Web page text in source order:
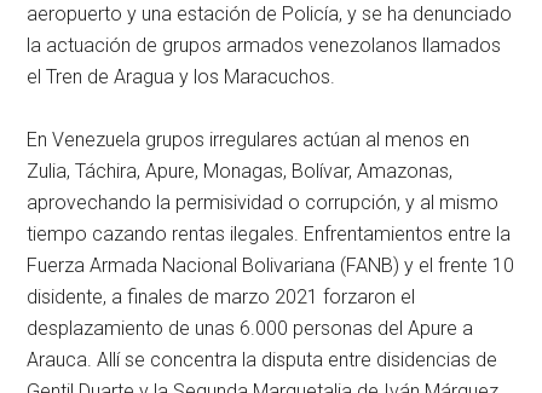
aeropuerto y una estación de Policía, y se ha denunciado
la actuación de grupos armados venezolanos llamados
el Tren de Aragua y los Maracuchos.
En Venezuela grupos irregulares actúan al menos en
Zulia, Táchira, Apure, Monagas, Bolívar, Amazonas,
aprovechando la permisividad o corrupción, y al mismo
tiempo cazando rentas ilegales. Enfrentamientos entre la
Fuerza Armada Nacional Bolivariana (FANB) y el frente 10
disidente, a finales de marzo 2021 forzaron el
desplazamiento de unas 6.000 personas del Apure a
Arauca. Allí se concentra la disputa entre disidencias de